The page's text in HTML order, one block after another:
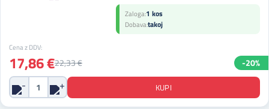
Zaloga:1 kos
Dobava:takoj
Cena z DDV:
17,86 €22,33 € -20%